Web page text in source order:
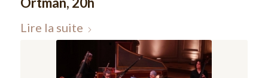
Lire la suite